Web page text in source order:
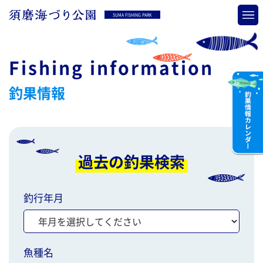
SUMA FISHING PARK
Fishing information
釣果情報
過去の釣果検索
釣行年月
魚種名